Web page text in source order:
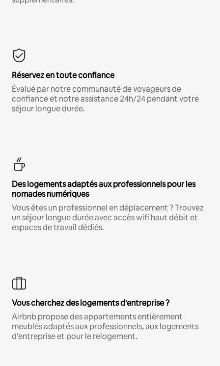
Réservez en toute confiance
Évalué par notre communauté de voyageurs de
confiance et notre assistance 24h/24 pendant votre
séjour longue durée.
Des logements adaptés aux professionnels pour les
nomades numériques
Vous êtes un professionnel en déplacement ? Trouvez
un séjour longue durée avec accès wifi haut débit et
espaces de travail dédiés.
Vous cherchez des logements d'entreprise ?
Airbnb propose des appartements entièrement
meublés adaptés aux professionnels, aux logements
d'entreprise et pour le relogement.